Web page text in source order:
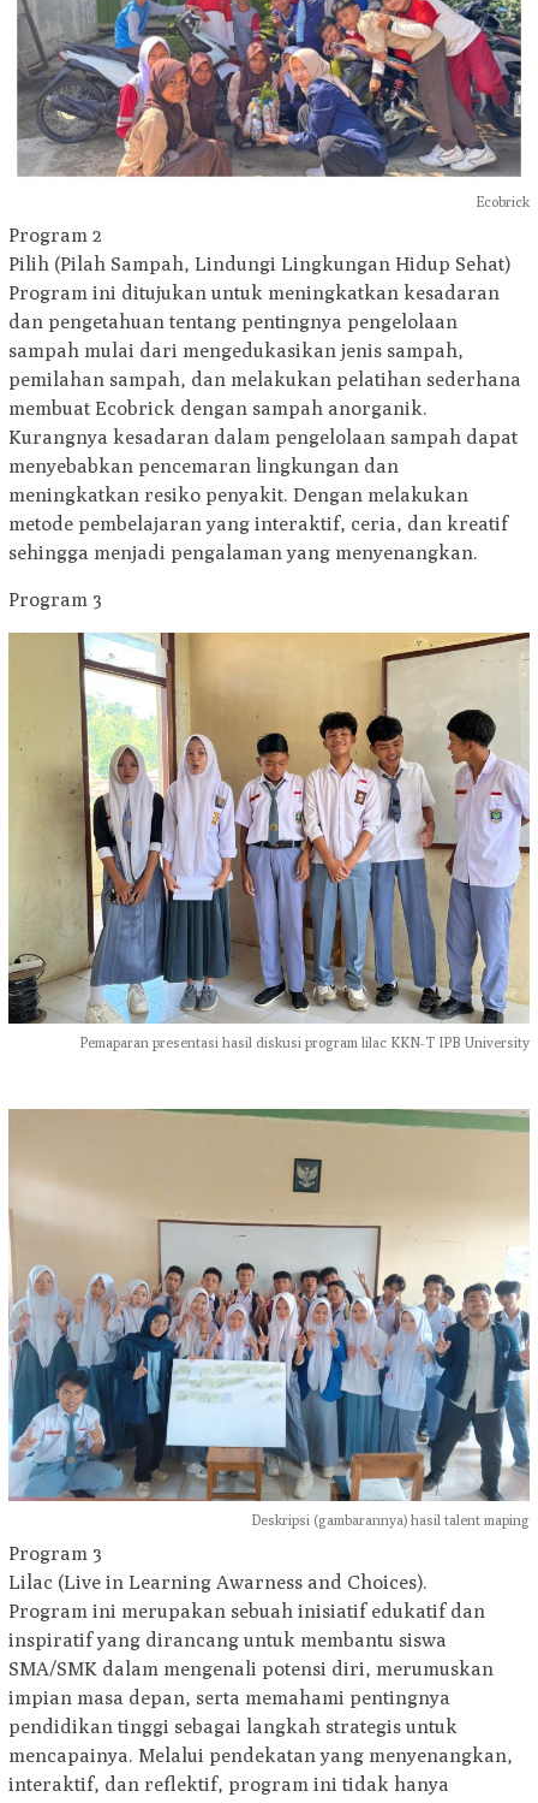
Ecobrick
Program 2
Pilih (Pilah Sampah, Lindungi Lingkungan Hidup Sehat)
Program ini ditujukan untuk meningkatkan kesadaran
dan pengetahuan tentang pentingnya pengelolaan
sampah mulai dari mengedukasikan jenis sampah,
pemilahan sampah, dan melakukan pelatihan sederhana
membuat Ecobrick dengan sampah anorganik.
Kurangnya kesadaran dalam pengelolaan sampah dapat
menyebabkan pencemaran lingkungan dan
meningkatkan resiko penyakit. Dengan melakukan
metode pembelajaran yang interaktif, ceria, dan kreatif
sehingga menjadi pengalaman yang menyenangkan.
Program 3
Pemaparan presentasi hasil diskusi program lilac KKN-T IPB University
Deskripsi (gambarannya) hasil talent maping
Program 3
Lilac (Live in Learning Awarness and Choices).
Program ini merupakan sebuah inisiatif edukatif dan
inspiratif yang dirancang untuk membantu siswa
SMA/SMK dalam mengenali potensi diri, merumuskan
impian masa depan, serta memahami pentingnya
pendidikan tinggi sebagai langkah strategis untuk
mencapainya. Melalui pendekatan yang menyenangkan,
interaktif, dan reflektif, program ini tidak hanya